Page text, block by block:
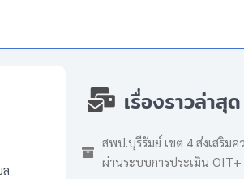
ล
เรื่องราวล่าสุด
สพป.บุรีรัมย์ เขต 4 ส่งเสริมค
ผ่านระบบการประเมิน